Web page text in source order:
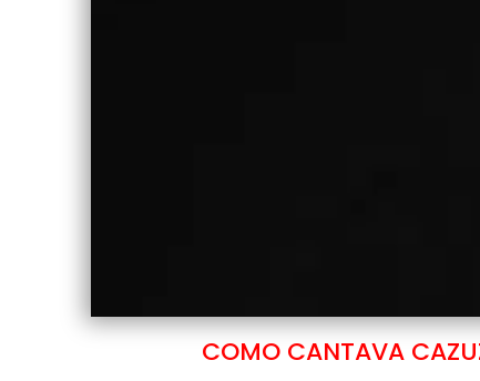
COMO CANTAVA